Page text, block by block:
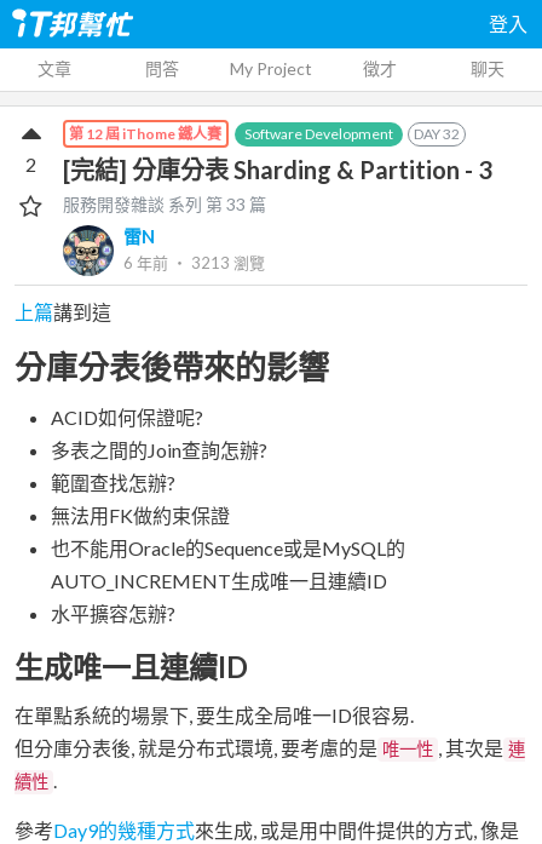
登入
文章 問答 My Project 徵才 聊天
第 12 屆 iThome 鐵人賽 Software Development DAY32
[完結] 分庫分表 Sharding & Partition - 3
服務開發雜談 系列 第33 篇
雷N
6 年前 ‧ 3213 瀏覽
2
上篇講到這
分庫分表後帶來的影響
ACID如何保證呢?
多表之間的Join查詢怎辦?
範圍查找怎辦?
無法用FK做約束保證
也不能用Oracle的Sequence或是MySQL的
AUTO_INCREMENT生成唯一且連續ID
水平擴容怎辦?
生成唯一且連續ID
在單點系統的場景下, 要生成全局唯一ID很容易.
但分庫分表後, 就是分布式環境, 要考慮的是 唯一性 , 其次是 連
續性 .
參考Day9的幾種方式來生成, 或是用中間件提供的方式, 像是